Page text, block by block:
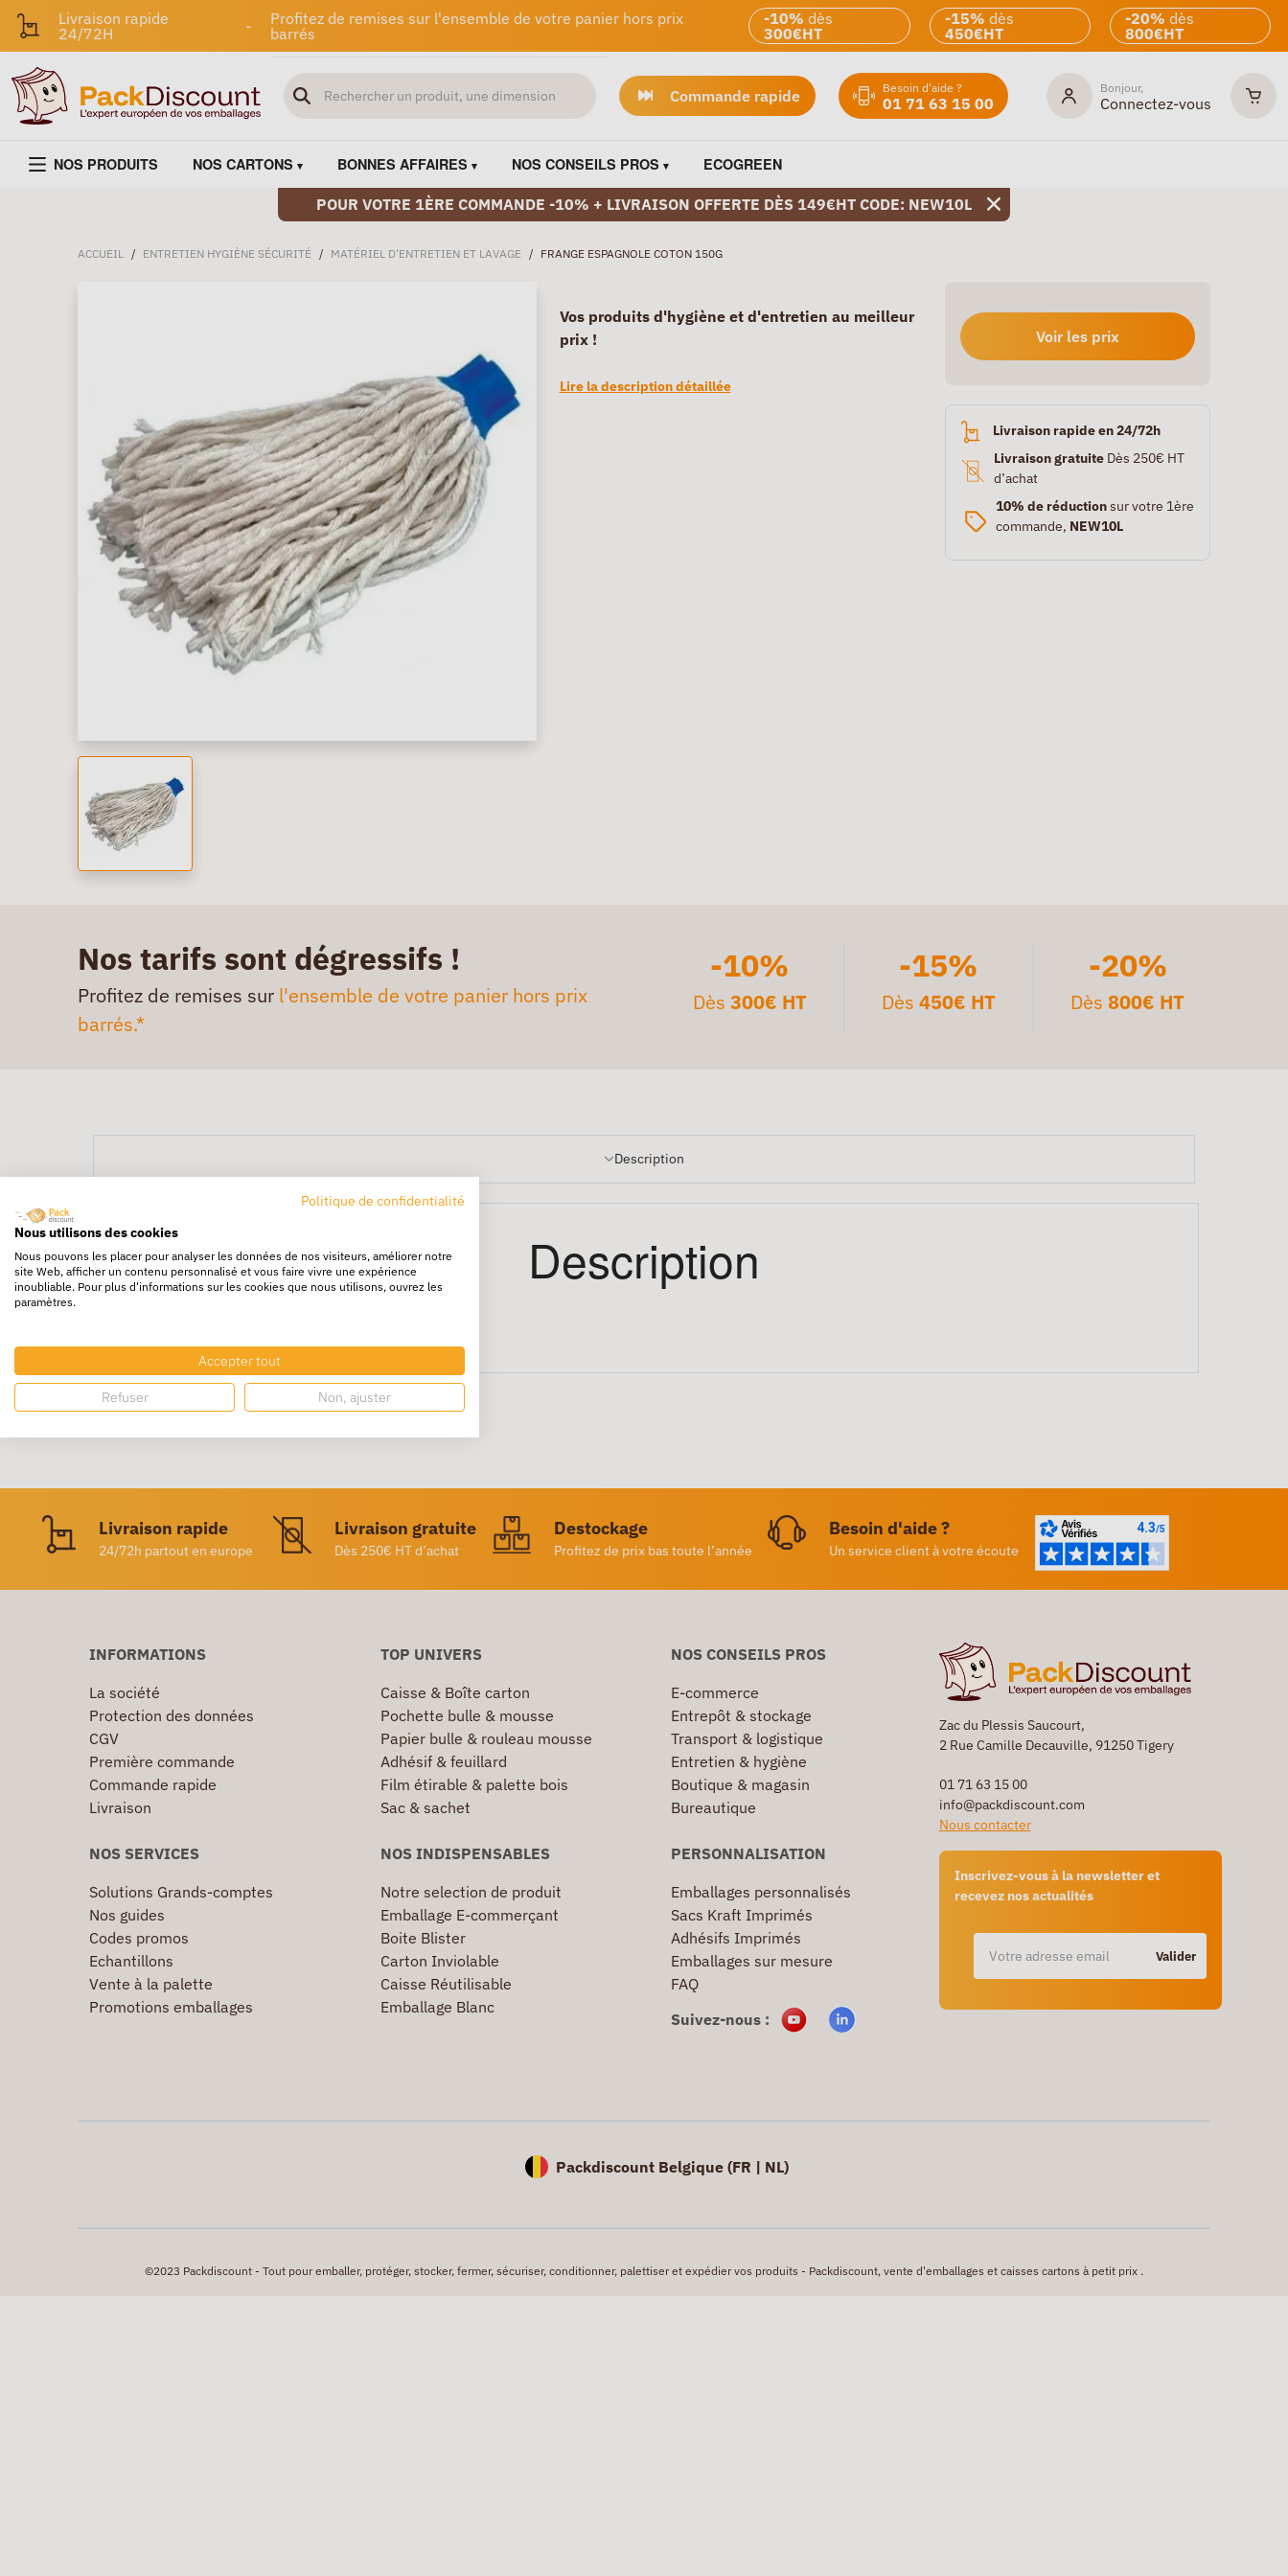
Livraison rapide
24/72H
-
Profitez de remises sur l'ensemble de votre panier hors prix
barrés
-10% dès
300€HT
-15% dès
450€HT
-20% dès
800€HT
Commande rapide Besoin d'aide ?
01 71 63 15 00
Bonjour,
Connectez-vous
NOS PRODUITS NOS CARTONS BONNES AFFAIRES NOS CONSEILS PROS ECOGREEN
POUR VOTRE 1ÈRE COMMANDE -10% + LIVRAISON OFFERTE DÈS 149€HT CODE: NEW10L
ACCUEIL / ENTRETIEN HYGIÈNE SÉCURITÉ / MATÉRIEL D'ENTRETIEN ET LAVAGE / FRANGE ESPAGNOLE COTON 150G
Vos produits d'hygiène et d'entretien au meilleur
prix !
Lire la description détaillée
Voir les prix
Livraison rapide en 24/72h
Livraison gratuiteDès 250€ HT
d’achat
10% de réductionsur votre 1ère
commande, NEW10L
Nos tarifs sont dégressifs !
Profitez de remises sur l'ensemble de votre panier hors prix
barrés.*
-10%
Dès 300€ HT
-15%
Dès 450€ HT
-20%
Dès800€ HT
Description
Description
Livraison rapide
24/72h partout en europe
Livraison gratuite
Dès 250€ HT d’achat
Destockage
Profitez de prix bas toute l’année
Besoin d'aide ?
Un service client à votre écoute
Zac du Plessis Saucourt,
2 Rue Camille Decauville, 91250 Tigery
01 71 63 15 00
info@packdiscount.com
Nous contacter
Inscrivez-vous à la newsletter et
recevez nos actualités
Valider
INFORMATIONS
La société
Protection des données
CGV
Première commande
Commande rapide
Livraison
TOP UNIVERS
Caisse & Boîte carton
Pochette bulle & mousse
Papier bulle & rouleau mousse
Adhésif & feuillard
Film étirable & palette bois
Sac & sachet
NOS CONSEILS PROS
E-commerce
Entrepôt & stockage
Transport & logistique
Entretien & hygiène
Boutique & magasin
Bureautique
NOS SERVICES
Solutions Grands-comptes
Nos guides
Codes promos
Echantillons
Vente à la palette
Promotions emballages
NOS INDISPENSABLES
Notre selection de produit
Emballage E-commerçant
Boite Blister
Carton Inviolable
Caisse Réutilisable
Emballage Blanc
PERSONNALISATION
Emballages personnalisés
Sacs Kraft Imprimés
Adhésifs Imprimés
Emballages sur mesure
FAQ
Suivez-nous :
Packdiscount Belgique (FR | NL)
©2023 Packdiscount - Tout pour emballer, protéger, stocker, fermer, sécuriser, conditionner, palettiser et expédier vos produits - Packdiscount, vente d'emballages et caisses cartons à petit prix .
Politique de confidentialité
Nous utilisons des cookies
Nous pouvons les placer pour analyser les données de nos visiteurs, améliorer notre
site Web, afficher un contenu personnalisé et vous faire vivre une expérience
inoubliable. Pour plus d'informations sur les cookies que nous utilisons, ouvrez les
paramètres.
Accepter tout
Refuser Non, ajuster